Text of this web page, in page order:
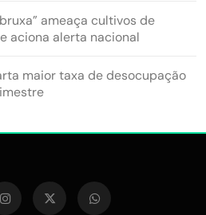
ameaça cultivos de
aciona alerta nacional
maior taxa de desocupação